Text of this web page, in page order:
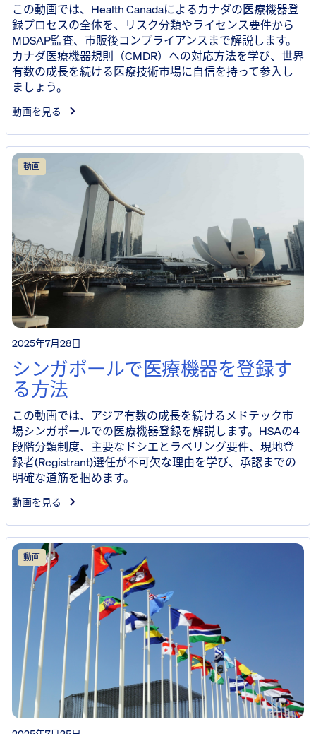
この動画では、Health Canadaによるカナダの医療機器登
録プロセスの全体を、リスク分類やライセンス要件から
MDSAP監査、市販後コンプライアンスまで解説します。
カナダ医療機器規則（CMDR）への対応方法を学び、世界
有数の成長を続ける医療技術市場に自信を持って参入し
ましょう。
動画を見る
動画
2025年7月28日
シンガポールで医療機器を登録す
る方法
この動画では、アジア有数の成長を続けるメドテック市
場シンガポールでの医療機器登録を解説します。HSAの4
段階分類制度、主要なドシエとラベリング要件、現地登
録者(Registrant)選任が不可欠な理由を学び、承認までの
明確な道筋を掴めます。
動画を見る
動画